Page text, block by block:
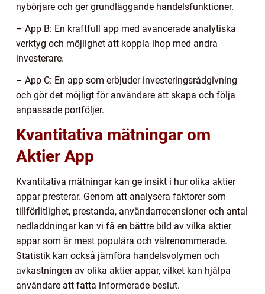
nybörjare och ger grundläggande handelsfunktioner.
– App B: En kraftfull app med avancerade analytiska
verktyg och möjlighet att koppla ihop med andra
investerare.
– App C: En app som erbjuder investeringsrådgivning
och gör det möjligt för användare att skapa och följa
anpassade portföljer.
Kvantitativa mätningar om
Aktier App
Kvantitativa mätningar kan ge insikt i hur olika aktier
appar presterar. Genom att analysera faktorer som
tillförlitlighet, prestanda, användarrecensioner och antal
nedladdningar kan vi få en bättre bild av vilka aktier
appar som är mest populära och välrenommerade.
Statistik kan också jämföra handelsvolymen och
avkastningen av olika aktier appar, vilket kan hjälpa
användare att fatta informerade beslut.